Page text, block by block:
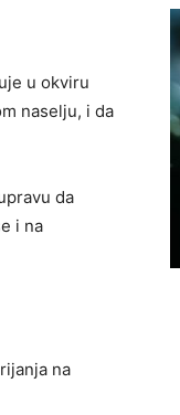
u okviru
naselju, i da
da
i na
na